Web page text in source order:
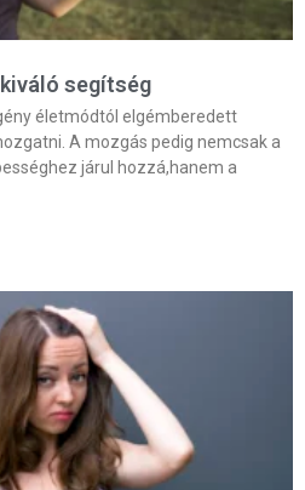
segítség
életmódtól elgémberedett
A mozgás pedig nemcsak a
járul hozzá,hanem a